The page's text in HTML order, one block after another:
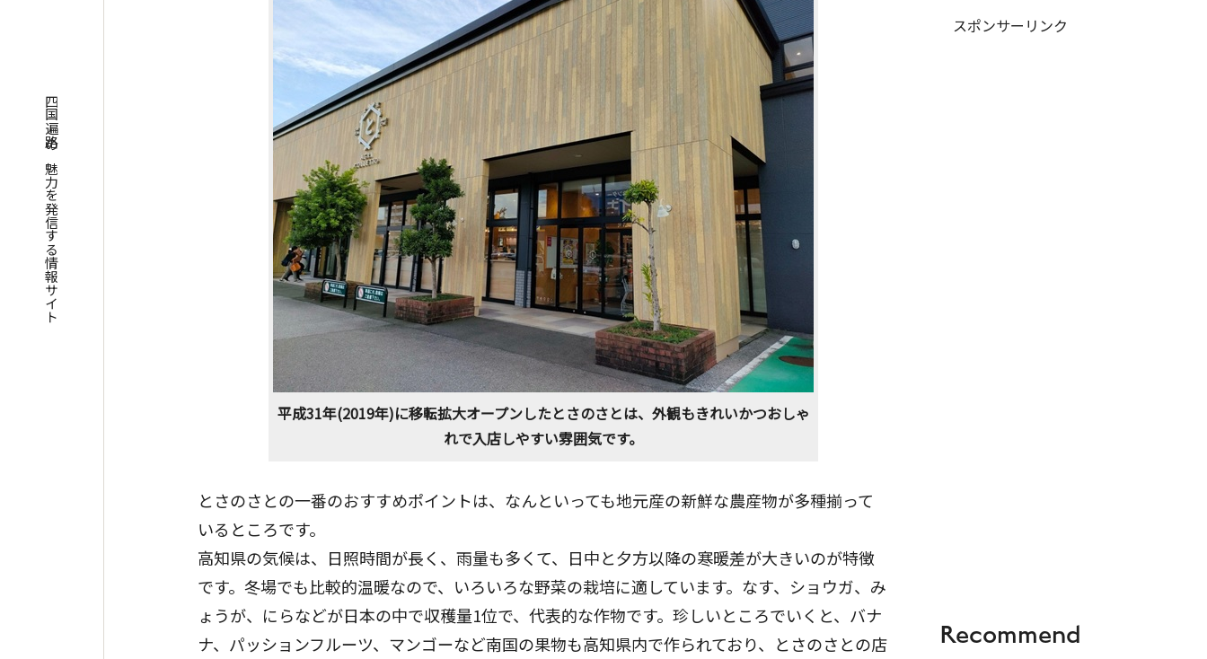
四国遍路の魅力を発信する情報サイト
平成31年(2019年)に移転拡大オープンしたとさのさとは、外観もきれいかつおしゃ
れで入店しやすい雰囲気です。
とさのさとの一番のおすすめポイントは、なんといっても地元産の新鮮な農産物が多種揃って
いるところです。
高知県の気候は、日照時間が長く、雨量も多くて、日中と夕方以降の寒暖差が大きいのが特徴
です。冬場でも比較的温暖なので、いろいろな野菜の栽培に適しています。なす、ショウガ、み
ょうが、にらなどが日本の中で収穫量1位で、代表的な作物です。珍しいところでいくと、バナ
ナ、パッションフルーツ、マンゴーなど南国の果物も高知県内で作られており、とさのさとの店
スポンサーリンク
Recommend